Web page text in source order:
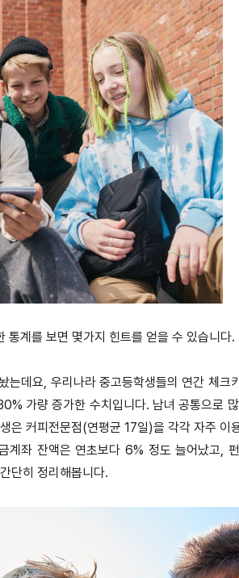
계를 보면 몇가지 힌트를 얻을 수 있습니다.
데요, 우리나라 중고등학생들의 연간 체크
가량 증가한 수치입니다. 남녀 공통으로
은 커피전문점(연평균 17일)을 각각 자주 이
좌 잔액은 연초보다 6% 정도 늘어났고,
단히 정리해봅니다.